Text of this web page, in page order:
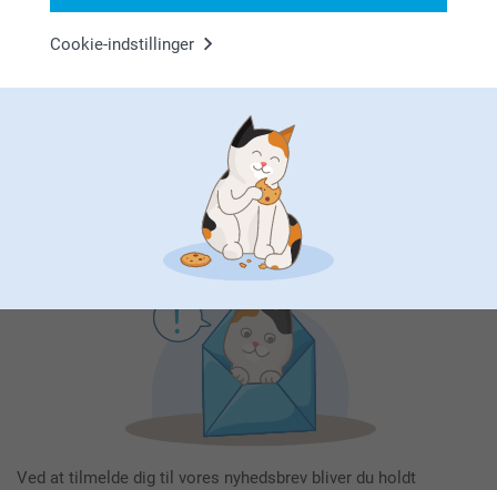
Cookie-indstillinger
Indtast din e-mailadresse her
Ved at tilmelde dig til vores nyhedsbrev bliver du holdt